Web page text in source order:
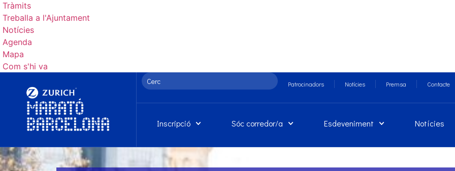
Tràmits
Treballa a l'Ajuntament
Notícies
Agenda
Mapa
Com s'hi va
Patrocinadors Notícies Premsa Contacte
Inscripció Sóc corredor/a Esdeveniment Notícies